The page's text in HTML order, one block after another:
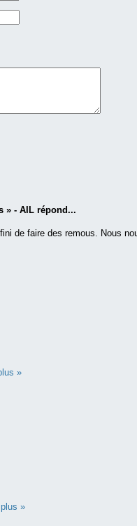
» - AIL répond...
de faire des remous. Nous
»
plus »